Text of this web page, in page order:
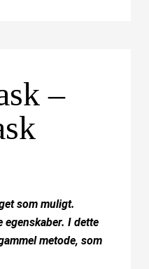
–
som muligt.
I dette
metode, som